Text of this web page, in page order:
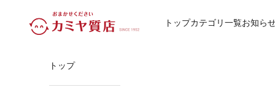
カミヤ質店
トップカテゴリ一覧お知ら
トップ